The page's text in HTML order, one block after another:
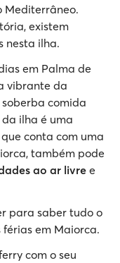
Mediterrâneo.
existem
nesta ilha.
em Palma de
vibrante da
comida
ilha é uma
conta com uma
também pode
ao ar livree
para saber tudo o
férias em Maiorca.
com o seu